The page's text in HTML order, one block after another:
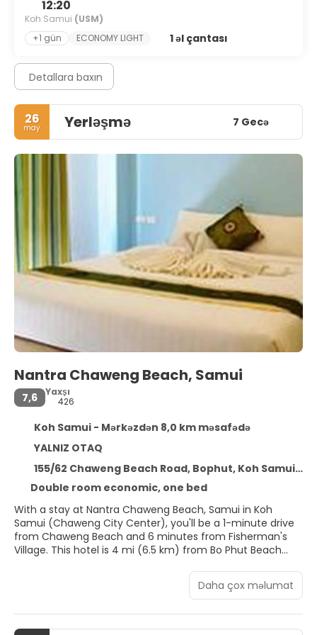
12:20
Koh Samui (USM)
+1 gün
ECONOMY LIGHT 1 əl çantası
Detallara baxın
26
may Yerləşmə 7 Gecə
Nantra Chaweng Beach, Samui
7,6
Yaxşı
426
Koh Samui - Mərkəzdən 8,0 km məsafədə
YALNIZ OTAQ
155/62 Chaweng Beach Road, Bophut, Koh Samui 84320
Double room economic, one bed
With a stay at Nantra Chaweng Beach, Samui in Koh
Samui (Chaweng City Center), you'll be a 1-minute drive
from Chaweng Beach and 6 minutes from Fisherman's
Village. This hotel is 4 mi (6.5 km) from Bo Phut Beach
Make use of convenient amenities, which include
complimentary wireless internet access and tour/ticket
assistance.
Daha çox məlumat